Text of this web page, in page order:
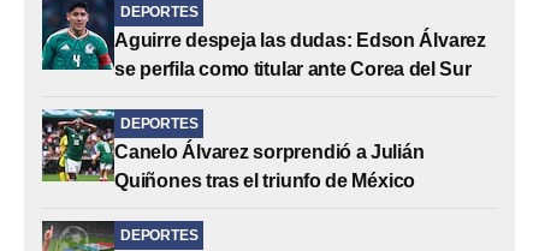
DEPORTES
Aguirre despeja las dudas: Edson Álvarez
se perfila como titular ante Corea del Sur
DEPORTES
Canelo Álvarez sorprendió a Julián
Quiñones tras el triunfo de México
DEPORTES